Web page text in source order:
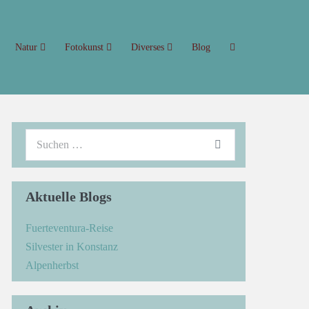
Natur Fotokunst Diverses Blog
Aktuelle Blogs
Fuerteventura-Reise
Silvester in Konstanz
Alpenherbst